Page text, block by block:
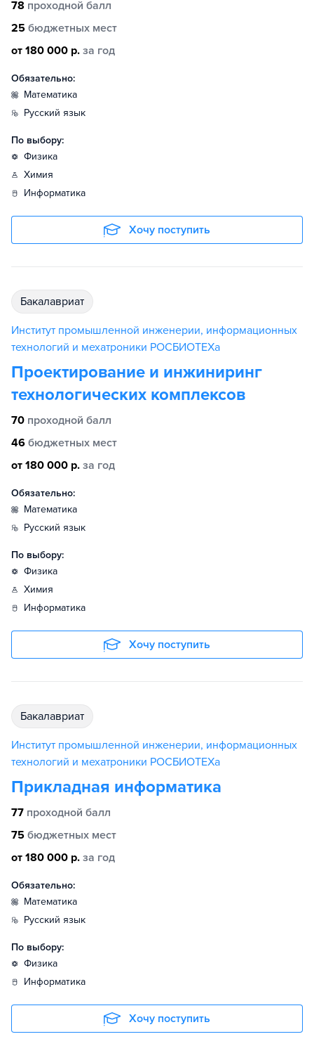
78 проходной балл
25 бюджетных мест
от 180 000 р. за год
Обязательно:
математика
русский язык
По выбору:
физика
химия
информатика
Хочу поступить
бакалавриат
Институт промышленной инженерии, информационных
технологий и мехатроники РОСБИОТЕХа
Проектирование и инжиниринг
технологических комплексов
70 проходной балл
46 бюджетных мест
от 180 000 р. за год
Обязательно:
математика
русский язык
По выбору:
физика
химия
информатика
Хочу поступить
бакалавриат
Институт промышленной инженерии, информационных
технологий и мехатроники РОСБИОТЕХа
Прикладная информатика
77 проходной балл
75 бюджетных мест
от 180 000 р. за год
Обязательно:
математика
русский язык
По выбору:
физика
информатика
Хочу поступить